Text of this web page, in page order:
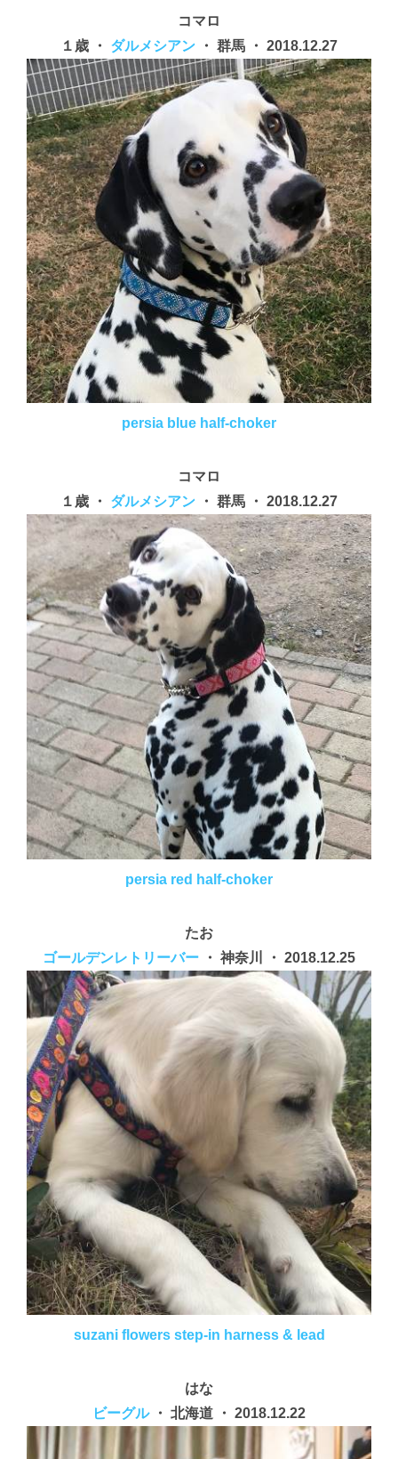
コマロ
１歳 ・ ダルメシアン ・ 群馬 ・ 2018.12.27
persia blue half-choker
コマロ
１歳 ・ ダルメシアン ・ 群馬 ・ 2018.12.27
persia red half-choker
たお
ゴールデンレトリーバー ・ 神奈川 ・ 2018.12.25
suzani flowers step-in harness & lead
はな
ビーグル・ 北海道 ・ 2018.12.22